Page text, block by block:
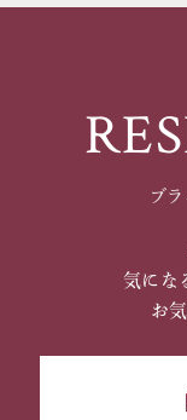
ブ
気にな
お